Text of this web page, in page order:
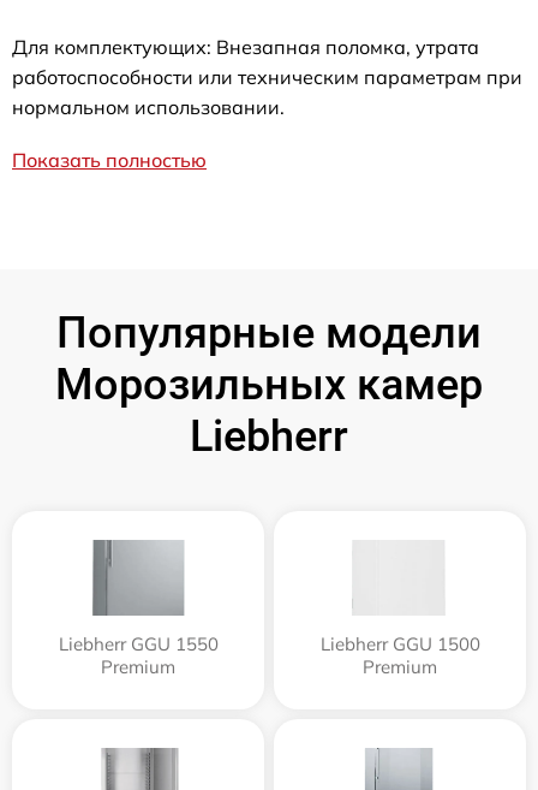
Для комплектующих: Внезапная поломка, утрата
работоспособности или техническим параметрам при
нормальном использовании.
Показать полностью
Популярные модели
Морозильных камер
Liebherr
Liebherr GGU 1550
Premium
Liebherr GGU 1500
Premium